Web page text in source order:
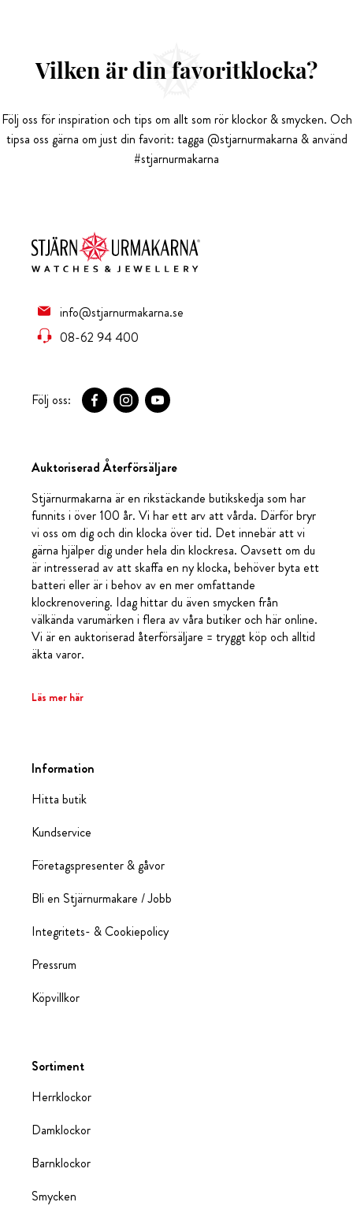
Vilken är din favoritklocka?
Följ oss för inspiration och tips om allt som rör klockor & smycken. Och
tipsa oss gärna om just din favorit: tagga @stjarnurmakarna & använd
#stjarnurmakarna
info@stjarnurmakarna.se
08-62 94 400
Följ oss:
Auktoriserad Återförsäljare
Stjärnurmakarna är en rikstäckande butikskedja som har
funnits i över 100 år. Vi har ett arv att vårda. Därför bryr
vi oss om dig och din klocka över tid. Det innebär att vi
gärna hjälper dig under hela din klockresa. Oavsett om du
är intresserad av att skaffa en ny klocka, behöver byta ett
batteri eller är i behov av en mer omfattande
klockrenovering. Idag hittar du även smycken från
välkända varumärken i flera av våra butiker och här online.
Vi är en auktoriserad återförsäljare = tryggt köp och alltid
äkta varor.
Läs mer här
Information
Hitta butik
Kundservice
Företagspresenter & gåvor
Bli en Stjärnurmakare / Jobb
Integritets- & Cookiepolicy
Pressrum
Köpvillkor
Sortiment
Herrklockor
Damklockor
Barnklockor
Smycken